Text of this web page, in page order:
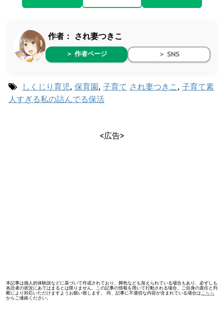
作者： され妻つきこ
＞ 作者ページ ＞ SNS
しくじり育児, 保育園, 子育て され妻つきこ , 子育て素
人すぎる私の詰んでる保活
<広告>
本記事は個人的体験談などに基づいて作成されており、脚色なども加えられている場合もあり、必ずしも
各読者の状況にあてはまるとは限りません。この記事の情報を用いて行動される場合、ご自身の責任と判
断により対応いただけますようお願い致します。 尚、記事に不適切な内容が含まれている場合は こちら
からご連絡ください。